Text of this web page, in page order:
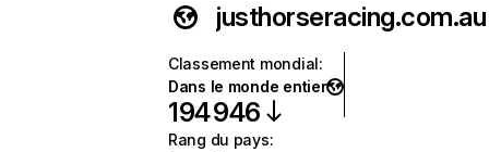
justhorseracing.com.au
Classement mondial:
Dans le monde entier
194 946
Rang du pays: